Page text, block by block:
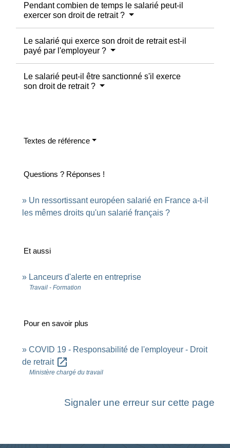
Pendant combien de temps le salarié peut-il
exercer son droit de retrait ?
Le salarié qui exerce son droit de retrait est-il
payé par l'employeur ?
Le salarié peut-il être sanctionné s'il exerce
son droit de retrait ?
Textes de référence
Questions ? Réponses !
Un ressortissant européen salarié en France a-t-il
les mêmes droits qu'un salarié français ?
Et aussi
Lanceurs d'alerte en entreprise
Travail - Formation
Pour en savoir plus
COVID 19 - Responsabilité de l'employeur - Droit
de retrait open_in_new
Ministère chargé du travail
Signaler une erreur sur cette page